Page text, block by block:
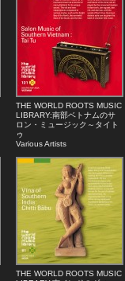
THE WORLD ROOTS MUSIC
LIBRARY:南部ベトナムのサ
ロン・ミュージック～タイト
ゥ
Various Artists
THE WORLD ROOTS MUSIC